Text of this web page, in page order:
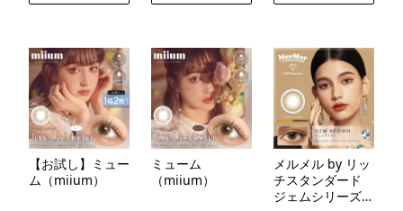
【お試し】ミュー
ム（miium）
ミューム
（miium）
メルメル by リッ
チスタンダード
ジェムシリーズ